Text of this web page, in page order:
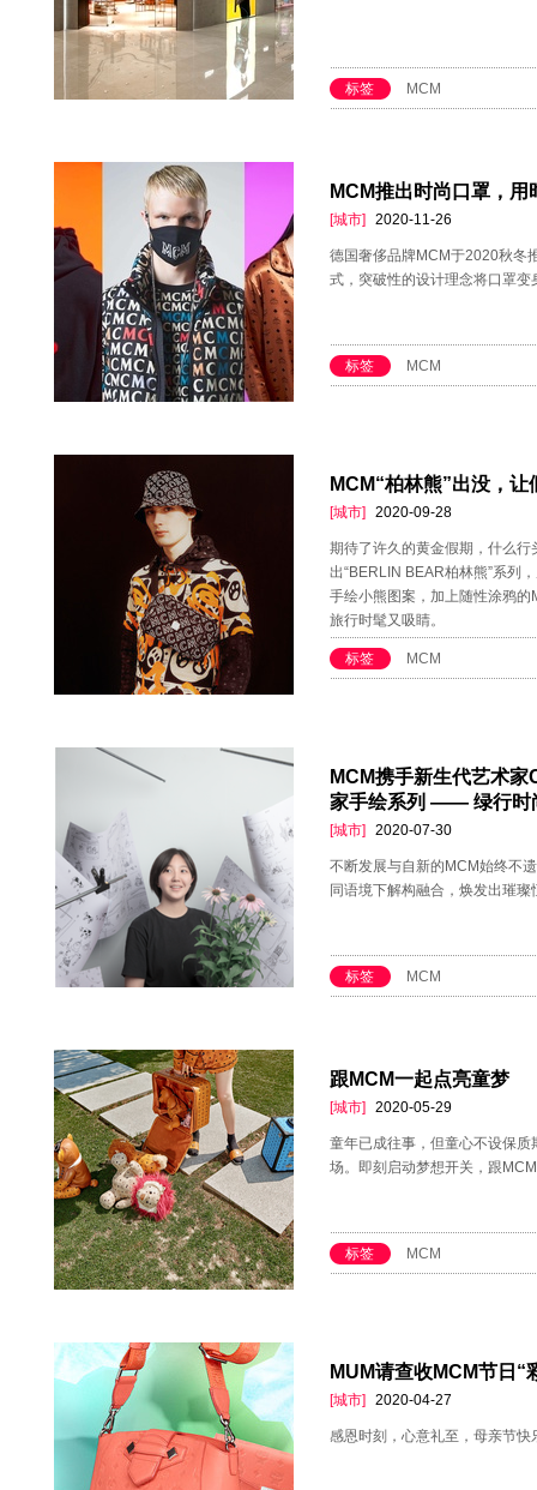
标签 MCM
MCM推出时尚口罩，用
[城市] 2020-11-26
德国奢侈品牌MCM于2020秋冬
式，突破性的设计理念将口罩变
标签 MCM
MCM“柏林熊”出没，
[城市] 2020-09-28
期待了许久的黄金假期，什么
出“BERLIN BEAR柏林熊”系列
手绘小熊图案，加上随性涂鸦
旅行时髦又吸睛。
标签 MCM
MCM携手新生代艺术
家手绘系列 —— 绿行时
[城市] 2020-07-30
不断发展与自新的MCM始终不
同语境下解构融合，焕发出璀璨
标签 MCM
跟MCM一起点亮童梦
[城市] 2020-05-29
童年已成往事，但童心不设保
场。即刻启动梦想开关，跟
标签 MCM
MUM请查收MCM节日“
[城市] 2020-04-27
感恩时刻，心意礼至，母亲节快